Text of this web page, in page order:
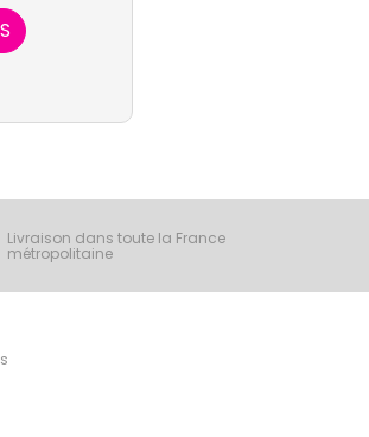
Livraison dans toute la France
métropolitaine